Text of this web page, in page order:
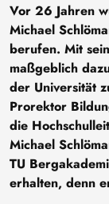
Vor 26 Jahren
Michael
berufen. Mit
maßgeblich
der Universität
Prorektor
die
Michael
TU
erhalten, denn